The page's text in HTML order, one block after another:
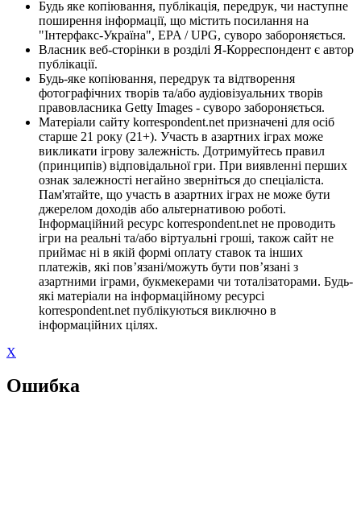
Будь яке копіювання, публікація, передрук, чи наступне
поширення інформації, що містить посилання на
"Інтерфакс-Україна", EPA / UPG, суворо забороняється.
Власник веб-сторінки в розділі Я-Корреспондент є автор
публікації.
Будь-яке копіювання, передрук та відтворення
фотографічних творів та/або аудіовізуальних творів
правовласника Getty Images - суворо забороняється.
Матеріали сайту korrespondent.net призначені для осіб
старше 21 року (21+). Участь в азартних іграх може
викликати ігрову залежність. Дотримуйтесь правил
(принципів) відповідальної гри. При виявленні перших
ознак залежності негайно зверніться до спеціаліста.
Пам'ятайте, що участь в азартних іграх не може бути
джерелом доходів або альтернативою роботі.
Інформаційний ресурс korrespondent.net не проводить
ігри на реальні та/або віртуальні гроші, також сайт не
приймає ні в якій формі оплату ставок та інших
платежів, які пов’язані/можуть бути пов’язані з
азартними іграми, букмекерами чи тоталізаторами. Будь-
які матеріали на інформаційному ресурсі
korrespondent.net публікуються виключно в
інформаційних цілях.
X
Ошибка